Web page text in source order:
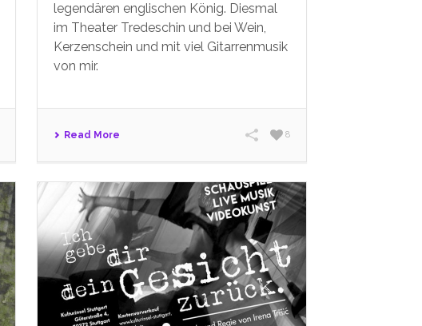
legendären englischen König. Diesmal
im Theater Tredeschin und bei Wein,
Kerzenschein und mit viel Gitarrenmusik
von mir.
Read More 8